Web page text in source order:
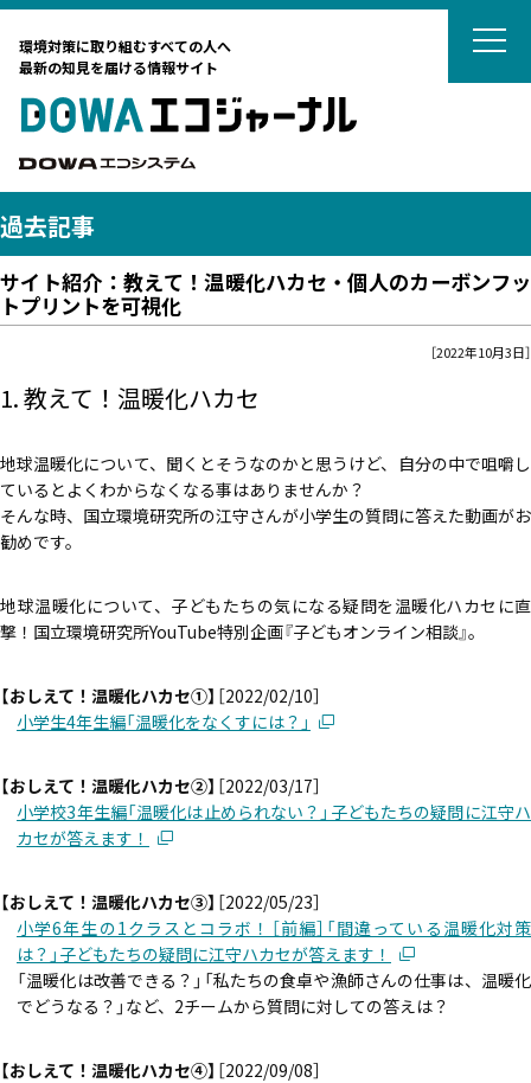
環境対策に取り組むすべての人へ
最新の知見を届ける情報サイト
DOWAエコジ
テーマから選ぶ
カーボンニュートラル
ネイチャーポジティブ
廃棄物処理
法律
リスク管理
タグから選ぶ
DOWAの取組リサイクル廃棄物処理
海外ごみ事情廃棄物処理法対談土壌汚染対策法
藤田観光からのおすすめカーボンニュートラル
過去記事はこちら
メルマガ登録はこちら
ホワイトペーパー
ダウンロード
過去記事
サイト紹介：教えて！温暖化ハカセ・個人のカーボンフッ
トプリントを可視化
［2022年10月3日］
1. 教えて！温暖化ハカセ
地球温暖化について、聞くとそうなのかと思うけど、自分の中で咀嚼し
ているとよくわからなくなる事はありませんか？
そんな時、国立環境研究所の江守さんが小学生の質問に答えた動画がお
勧めです。
地球温暖化について、子どもたちの気になる疑問を温暖化ハカセに直
撃！国立環境研究所YouTube特別企画『子どもオンライン相談』。
【おしえて！温暖化ハカセ①】 ［2022/02/10］
小学生4年生編「温暖化をなくすには？」
【おしえて！温暖化ハカセ②】 ［2022/03/17］
小学校3年生編「温暖化は止められない？」子どもたちの疑問に江守ハ
カセが答えます！
【おしえて！温暖化ハカセ③】 ［2022/05/23］
小学6年生の1クラスとコラボ！［前編］「間違っている温暖化対策
は？」子どもたちの疑問に江守ハカセが答えます！
「温暖化は改善できる？」「私たちの食卓や漁師さんの仕事は、温暖化
でどうなる？」など、2チームから質問に対しての答えは？
【おしえて！温暖化ハカセ④】 ［2022/09/08］